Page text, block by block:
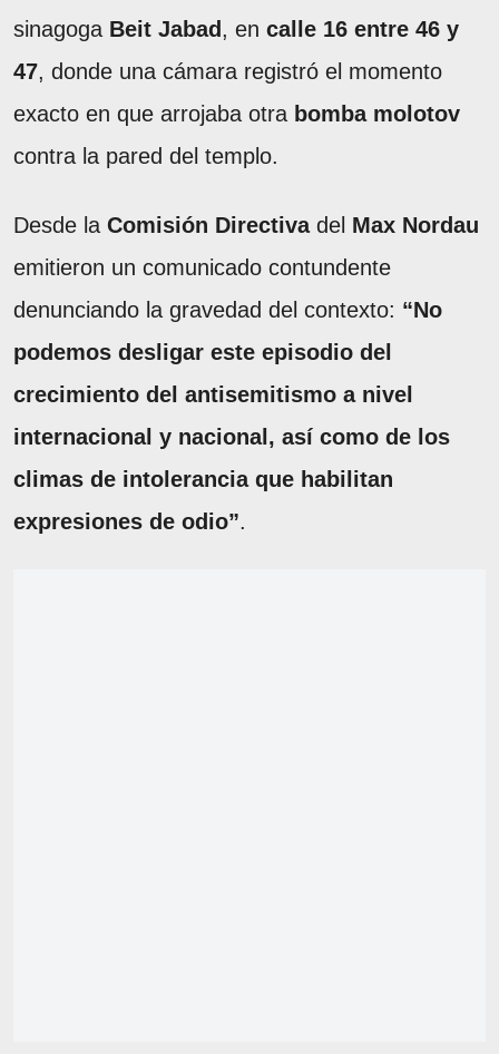
sinagoga Beit Jabad , en calle 16 entre 46 y
47, donde una cámara registró el momento
exacto en que arrojaba otra bomba molotov
contra la pared del templo.
Desde la Comisión Directivadel Max Nordau
emitieron un comunicado contundente
denunciando la gravedad del contexto: “No
podemos desligar este episodio del
crecimiento del antisemitismo a nivel
internacional y nacional, así como de los
climas de intolerancia que habilitan
expresiones de odio”.